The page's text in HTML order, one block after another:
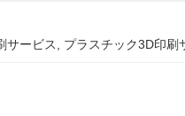
サービス
プラスチック3D印刷